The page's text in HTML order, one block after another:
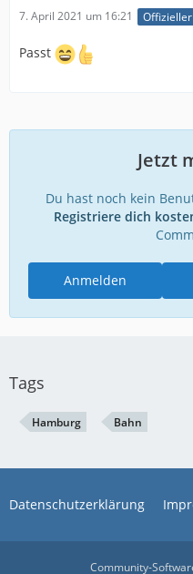
7. April 2021 um 16:21
Passt
Jetzt
Du hast noch kein
Registriere dich
Anmelden
Tags
Hamburg Bahn
Datenschutzerklärung
Community-